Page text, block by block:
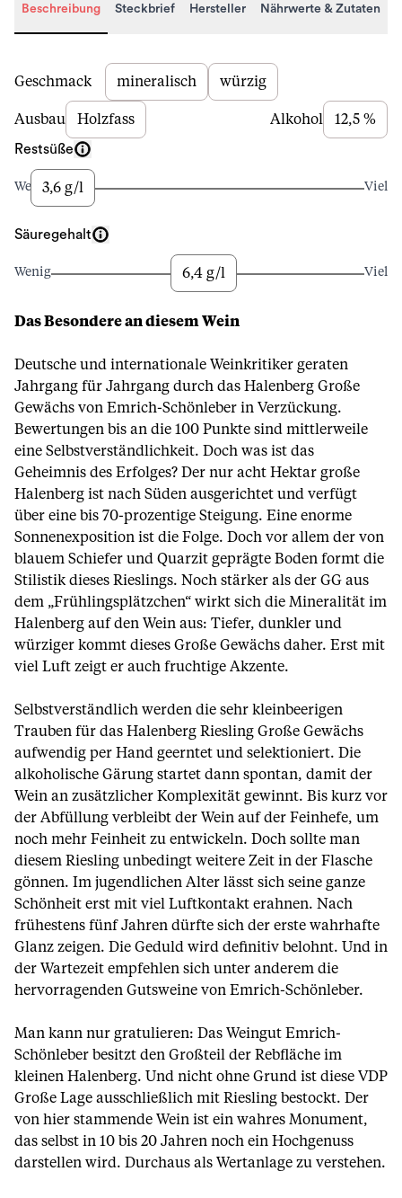
Beschreibung Steckbrief Hersteller Nährwerte & Zutaten
Beschreibung
Geschmack mineralisch würzig
Ausbau Holzfass Alkohol 12,5 %
Restsüße
Wenig3,6 g/l Viel
Säuregehalt
Wenig 6,4 g/l Viel
Das Besondere an diesem Wein
Deutsche und internationale Weinkritiker geraten
Jahrgang für Jahrgang durch das Halenberg Große
Gewächs von Emrich-Schönleber in Verzückung.
Bewertungen bis an die 100 Punkte sind mittlerweile
eine Selbstverständlichkeit. Doch was ist das
Geheimnis des Erfolges? Der nur acht Hektar große
Halenberg ist nach Süden ausgerichtet und verfügt
über eine bis 70-prozentige Steigung. Eine enorme
Sonnenexposition ist die Folge. Doch vor allem der von
blauem Schiefer und Quarzit geprägte Boden formt die
Stilistik dieses Rieslings. Noch stärker als der GG aus
dem „Frühlingsplätzchen“ wirkt sich die Mineralität im
Halenberg auf den Wein aus: Tiefer, dunkler und
würziger kommt dieses Große Gewächs daher. Erst mit
viel Luft zeigt er auch fruchtige Akzente.
Selbstverständlich werden die sehr kleinbeerigen
Trauben für das Halenberg Riesling Große Gewächs
aufwendig per Hand geerntet und selektioniert. Die
alkoholische Gärung startet dann spontan, damit der
Wein an zusätzlicher Komplexität gewinnt. Bis kurz vor
der Abfüllung verbleibt der Wein auf der Feinhefe, um
noch mehr Feinheit zu entwickeln. Doch sollte man
diesem Riesling unbedingt weitere Zeit in der Flasche
gönnen. Im jugendlichen Alter lässt sich seine ganze
Schönheit erst mit viel Luftkontakt erahnen. Nach
frühestens fünf Jahren dürfte sich der erste wahrhafte
Glanz zeigen. Die Geduld wird definitiv belohnt. Und in
der Wartezeit empfehlen sich unter anderem die
hervorragenden Gutsweine von Emrich-Schönleber.
Man kann nur gratulieren: Das Weingut Emrich-
Schönleber besitzt den Großteil der Rebfläche im
kleinen Halenberg. Und nicht ohne Grund ist diese VDP
Große Lage ausschließlich mit Riesling bestockt. Der
von hier stammende Wein ist ein wahres Monument,
das selbst in 10 bis 20 Jahren noch ein Hochgenuss
darstellen wird. Durchaus als Wertanlage zu verstehen.